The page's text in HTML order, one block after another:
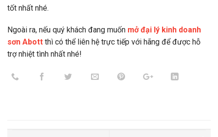
tốt nhất nhé.
Ngoài ra, nếu quý khách đang muốn mở đại lý kinh doanh
sơn Abott thì có thể liên hệ trực tiếp với hãng để được hỗ
trợ nhiệt tình nhất nhé!